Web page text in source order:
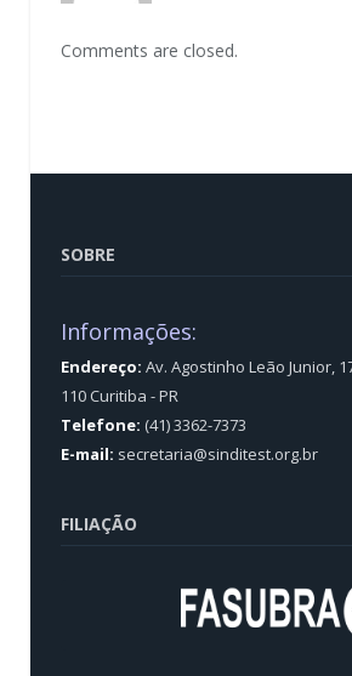
Comments are closed.
SOBRE
Informações:
Endereço: Av. Agostinho Leão Junior,
110 Curitiba - PR
Telefone: (41) 3362-7373
E-mail: secretaria@sinditest.org.br
FILIAÇÃO